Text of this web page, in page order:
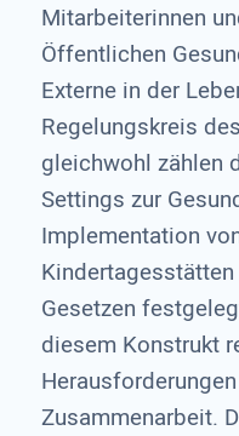
Mitarbeiterinnen
Öffentlichen
Externe in der
Regelungskreis
gleichwohl zählen
Settings zur
Implementation
Kindertagesstätten
Gesetzen
diesem Konstrukt
Zusammenarbeit.